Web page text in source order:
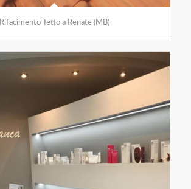
Rifacimento Tetto a Renate (MB)